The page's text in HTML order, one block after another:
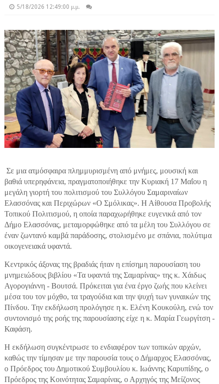
5/18/2026 12:49:00 μ.μ.
Σε μια ατμόσφαιρα πλημμυρισμένη από μνήμες, μουσική και
βαθιά υπερηφάνεια, πραγματοποιήθηκε την Κυριακή 17 Μαΐου η
μεγάλη γιορτή του πολιτισμού του Συλλόγου Σαμαριναίων
Ελασσόνας και Περιχώρων «Ο Σμόλικας». Η Αίθουσα Προβολής
Τοπικού Πολιτισμού, η οποία παραχωρήθηκε ευγενικά από τον
Δήμο Ελασσόνας, μεταμορφώθηκε από τα μέλη του Συλλόγου σε
έναν ζωντανό καμβά παράδοσης, στολισμένο με σπάνια, πολύτιμα
οικογενειακά υφαντά.
Κεντρικός άξονας της βραδιάς ήταν η επίσημη παρουσίαση του
μνημειώδους βιβλίου «Τα υφαντά της Σαμαρίνας» της κ. Χάιδως
Αγορογιάννη - Βουτσά. Πρόκειται για ένα έργο ζωής που κλείνει
μέσα του τον μόχθο, τα τραγούδια και την ψυχή των γυναικών της
Πίνδου. Την εκδήλωση προλόγησε η κ. Ελένη Κουκούλη, ενώ τον
συντονισμό της ροής της παρουσίασης είχε η κ. Μαρία Γεωργίτση -
Καφάση.
Η εκδήλωση συγκέντρωσε το ενδιαφέρον των τοπικών αρχών,
καθώς την τίμησαν με την παρουσία τους ο Δήμαρχος Ελασσόνας,
ο Πρόεδρος του Δημοτικού Συμβουλίου κ. Ιωάννης Καρυπίδης, ο
Πρόεδρος της Κοινότητας Σαμαρίνας, ο Αρχηγός της Μείζονος